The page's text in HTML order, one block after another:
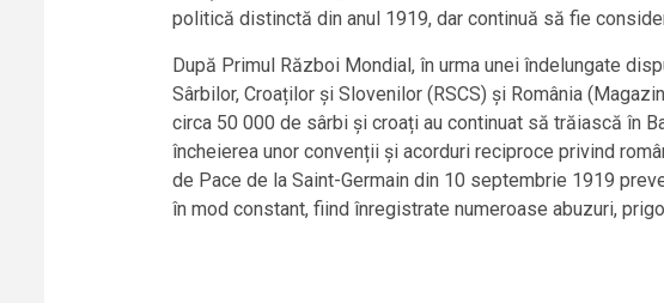
politică distinctă din anul 1919, dar continuă să fie
După Primul Război Mondial, în urma unei îndelungate
Sârbilor, Croaților și Slovenilor (RSCS) și România
circa 50 000 de sârbi și croați au continuat să trăiască în
încheierea unor convenții și acorduri reciproce privind
de Pace de la Saint-Germain din 10 septembrie 1919
în mod constant, fiind înregistrate numeroase abuzuri,